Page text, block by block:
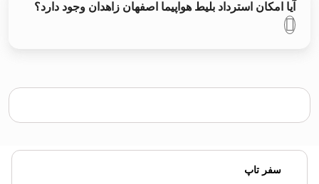
آیا امکان استرداد بلیط هواپیما اصفهان زاهدان وجود دارد؟
سفر تاپ